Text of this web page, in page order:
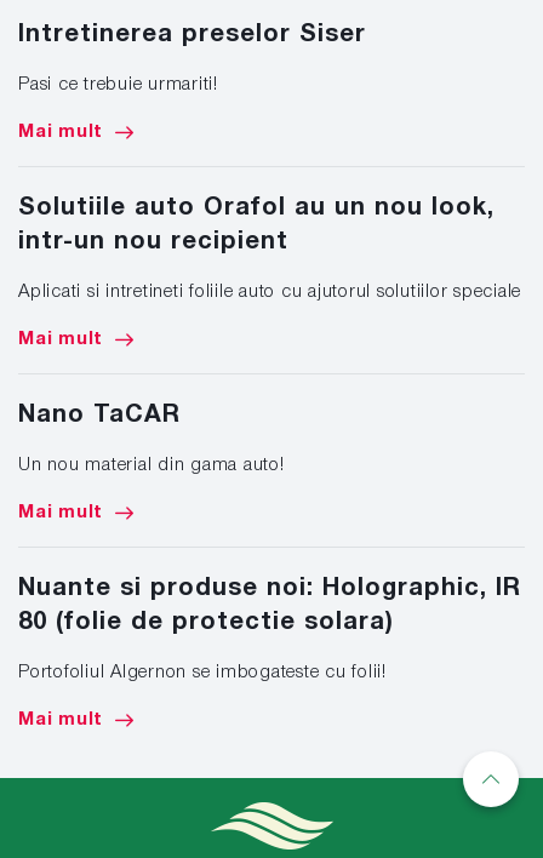
Intretinerea preselor Siser
Pasi ce trebuie urmariti!
Mai mult
Solutiile auto Orafol au un nou look,
intr-un nou recipient
Aplicati si intretineti foliile auto cu ajutorul solutiilor speciale
Mai mult
Nano TaCAR
Un nou material din gama auto!
Mai mult
Nuante si produse noi: Holographic, IR
80 (folie de protectie solara)
Portofoliul Algernon se imbogateste cu folii!
Mai mult